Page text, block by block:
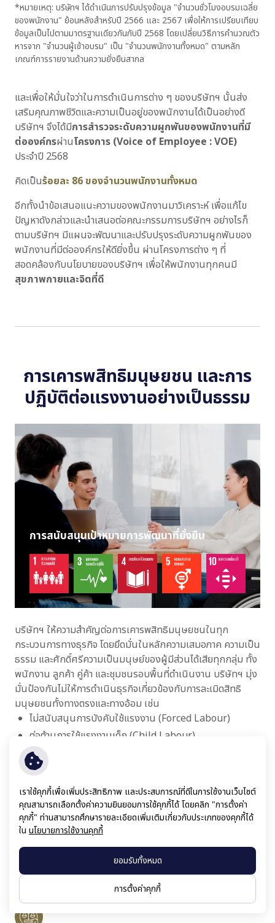
*หมายเหตุ: บริษัทฯ ได้ดำเนินการปรับปรุงข้อมูล "จำนวนชั่วโมงอบรมเฉลี่ย
ของพนักงาน" ย้อนหลังสำหรับปี 2566 และ 2567 เพื่อให้การเปรียบเทียบ
ข้อมูลเป็นไปตามมาตรฐานเดียวกันกับปี 2568 โดยเปลี่ยนวิธีการคำนวณตัว
หารจาก "จำนวนผู้เข้าอบรม" เป็น "จำนวนพนักงานทั้งหมด" ตามหลัก
เกณฑ์การรายงานด้านความยั่งยืนสากล
และเพื่อให้มั่นใจว่าในการดำเนินการต่าง ๆ ของบริษัทฯ นั้นส่ง
เสริมคุณภาพชีวิตและความเป็นอยู่ของพนักงานได้เป็นอย่างดี
บริษัทฯ จึงได้มีการสำรวจระดับความผูกพันของพนักงานที่มี
ต่อองค์กรผ่านโครงการ (Voice of Employee : VOE)
ประจำปี 2568
คิดเป็นร้อยละ 86 ของจำนวนพนักงานทั้งหมด
อีกทั้งนำข้อเสนอแนะความของพนักงานมาวิเคราะห์ เพื่อแก้ไข
ปัญหาดังกล่าวและนำเสนอต่อคณะกรรมการบริษัทฯ อย่างไรก็
ตามบริษัทฯ มีแผนจะพัฒนาและปรับปรุงระดับความผูกพันของ
พนักงานที่มีต่อองค์กรให้ดียิ่งขึ้น ผ่านโครงการต่าง ๆ ที่
สอดคล้องกับนโยบายของบริษัทฯ เพื่อให้พนักงานทุกคนมี
สุขภาพกายและจิตที่ดี
การเคารพสิทธิมนุษยชน และการ
ปฏิบัติต่อแรงงานอย่างเป็นธรรม
การสนับสนุนเป้าหมายการพัฒนาที่ยั่งยืน
บริษัทฯ ให้ความสำคัญต่อการเคารพสิทธิมนุษยชนในทุก
กระบวนการทางธุรกิจ โดยยึดมั่นในหลักความเสมอภาค ความเป็น
ธรรม และศักดิ์ศรีความเป็นมนุษย์ของผู้มีส่วนได้เสียทุกกลุ่ม ทั้ง
พนักงาน ลูกค้า คู่ค้า และชุมชนรอบพื้นที่ดำเนินงาน บริษัทฯ มุ่ง
มั่นป้องกันไม่ให้การดำเนินธุรกิจเกี่ยวข้องกับการละเมิดสิทธิ
มนุษยชนทั้งทางตรงและทางอ้อม เช่น
ไม่สนับสนุนการบังคับใช้แรงงาน (Forced Labour)
ต่อต้านการใช้แรงงานเด็ก (Child Labour)
ไม่เลือกปฏิบัติตามถิ่นกำเนิด เชื้อชาติ เพศ อายุ ศาสนา สีผิว
รสนิยมทางเพศ สภาพร่างกาย สถานะทางสังคม หรือข้อมูล
ส่วนบุคคลที่ไม่เกี่ยวข้องกับงาน
บริษัทฯ ยังจัดให้มีช่องทางร้องเรียนและแจ้งเบาะแสที่ปลอดภัย
โปร่งใส และสามารถติดตามผลได้ เพื่อให้ผู้มีส่วนได้เสียทุกกลุ่ม
สามารถสะท้อนปัญหาการละเมิดสิทธิมนุษยชนได้อย่างเหมาะสม
โดยไม่มีการกลั่นแกล้งหรือเลือกปฏิบัติภายหลังการร้องเรียน
นอกจากนี้ บริษัทฯ ได้จัดทำแผนการดำเนินงานด้านสิทธิมนุษย
ชนอย่างเป็นระบบ ได้แก่:
เราใช้คุกกี้เพื่อเพิ่มประสิทธิภาพ และประสบการณ์ที่ดีในการใช้งานเว็บไซต์
คุณสามารถเลือกตั้งค่าความยินยอมการใช้คุกกี้ได้ โดยคลิก "การตั้งค่า
คุกกี้" ท่านสามารถศึกษารายละเอียดเพิ่มเติมเกี่ยวกับประเภทของคุกกี้ได้
ใน นโยบายการใช้งานคุกกี้
ยอมรับทั้งหมด
การตั้งค่าคุกกี้